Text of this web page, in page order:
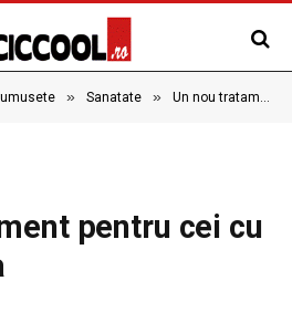
» Sanatate » Un nou tratament pentru cei cu inima slabita
pentru cei cu